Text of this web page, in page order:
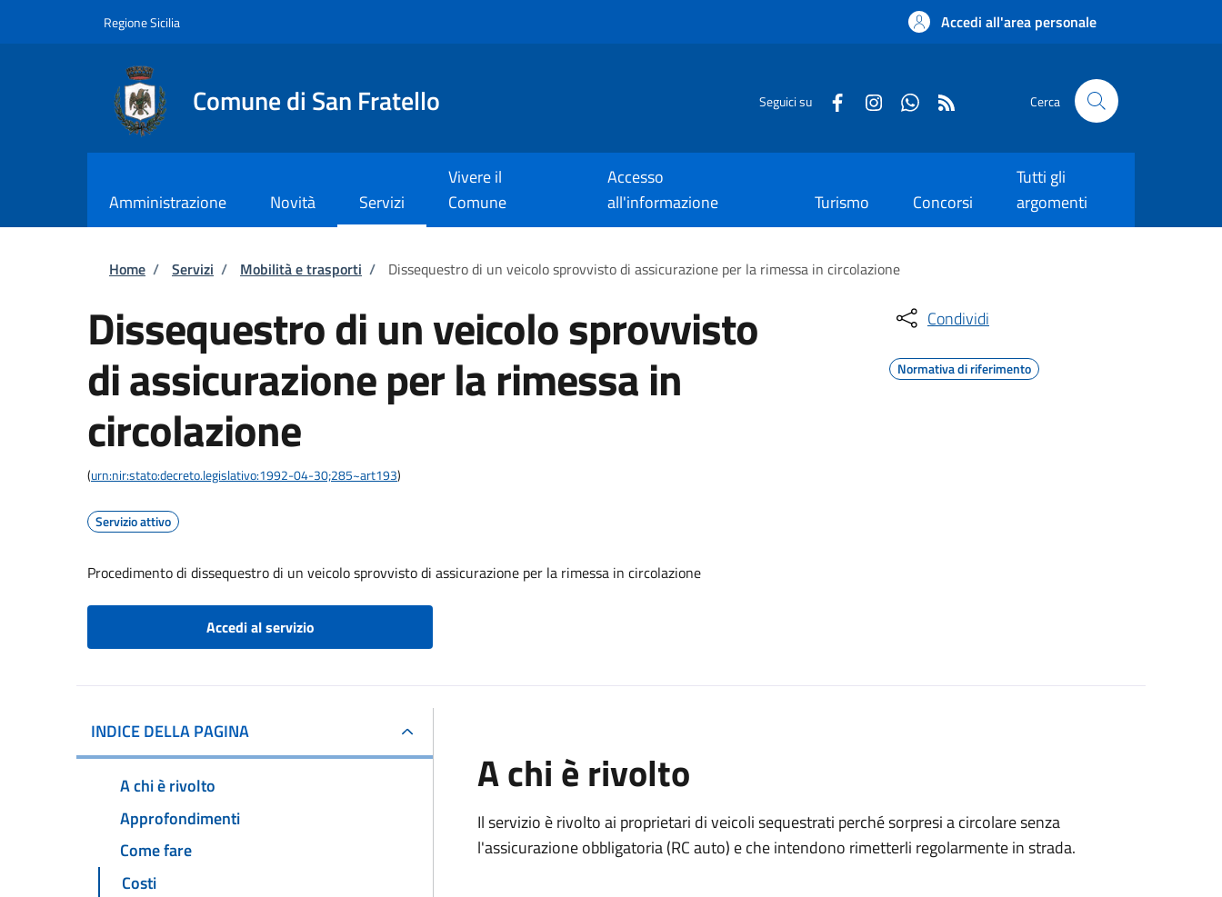
Regione Sicilia Accedi all'area personale
Comune di San Fratello Seguici su Cerca
Amministrazione Novità Servizi
Vivere il
Comune
Accesso
all'informazione
Turismo Concorsi
Tutti gli
argomenti
Briciole di pane
Home / Servizi / Mobilità e trasporti / Dissequestro di un veicolo sprovvisto di assicurazione per la rimessa in circolazione
Dissequestro di un veicolo sprovvisto
di assicurazione per la rimessa in
circolazione
(urn:nir:stato:decreto.legislativo:1992-04-30;285~art193)
Servizio attivo
Procedimento di dissequestro di un veicolo sprovvisto di assicurazione per la rimessa in circolazione
Accedi al servizio
Condividi
Normativa di riferimento
INDICE DELLA PAGINA
A chi è rivolto
Approfondimenti
Come fare
Costi
A chi è rivolto
Il servizio è rivolto ai proprietari di veicoli sequestrati perché sorpresi a circolare senza
l'assicurazione obbligatoria (RC auto) e che intendono rimetterli regolarmente in strada.